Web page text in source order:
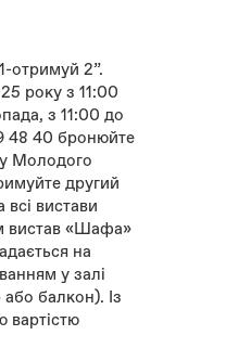
отримуй 2”.
року з 11:00
з 11:00 до
48 40 бронюйте
Молодого
другий
всі вистави
вистав «Шафа»
на
у залі
або балкон). Із
вартістю